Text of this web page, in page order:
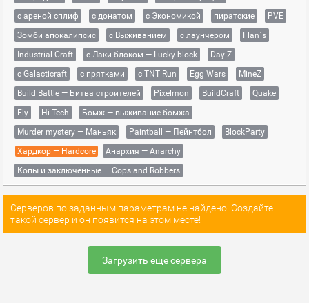
с ареной сплиф
с донатом с Экономикой пиратские
PVE
Зомби апокалипсис
с Выживанием с лаунчером
Flan`s
Industrial Craft
с Лаки блоком — Lucky block
Day Z
с Galacticraft
с прятками с TNT Run Egg Wars
MineZ
Build Battle — Битва строителей
Pixelmon BuildCraft
Quake
Fly
Hi-Tech
Бомж — выживание бомжа
Murder mystery — Маньяк
Paintball — Пейнтбол
BlockParty
Хардкор — Hardcore
Анархия — Anarchy
Копы и заключённые — Cops and Robbers
Серверов по заданным параметрам не найдено. Создайте
такой сервер и он появится на этом месте!
Загрузить еще сервера